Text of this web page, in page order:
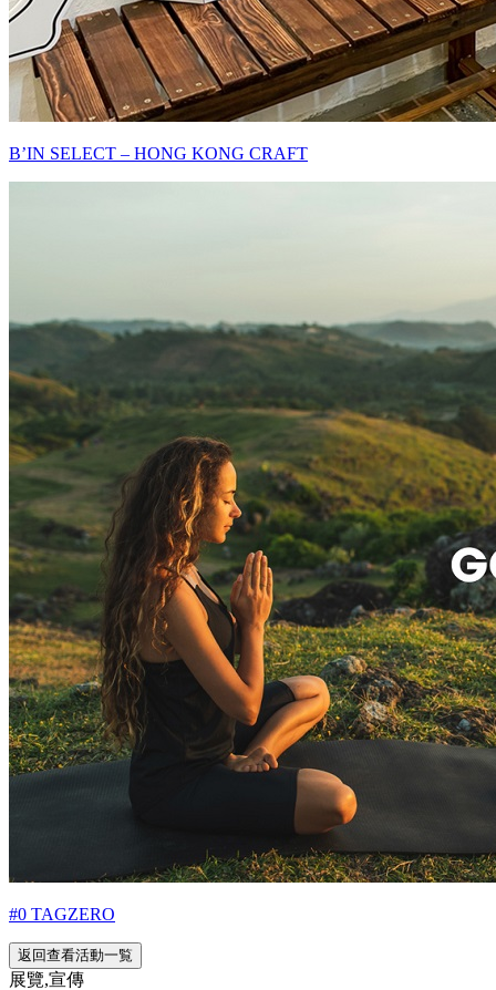
B’IN SELECT – HONG KONG CRAFT
#0 TAGZERO
返回查看活動一覧
展覽,宣傳